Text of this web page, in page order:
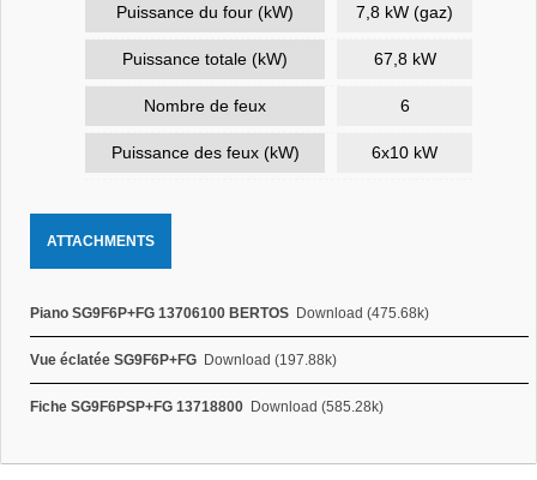
Puissance du four (kW) 7,8 kW (gaz)
Puissance totale (kW) 67,8 kW
Nombre de feux 6
Puissance des feux (kW) 6x10 kW
ATTACHMENTS
Piano SG9F6P+FG 13706100 BERTOS Download (475.68k)
Vue éclatée SG9F6P+FG Download (197.88k)
Fiche SG9F6PSP+FG 13718800 Download (585.28k)